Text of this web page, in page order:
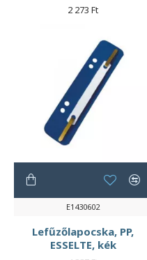
2 273 Ft
E1430602
Lefűzőlapocska, PP,
ESSELTE, kék